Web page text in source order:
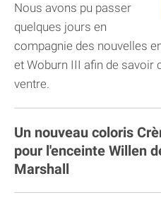
Nous avons pu passer
quelques jours en
compagnie des nouvelles
et Woburn III afin de savoir
ventre.
Un nouveau coloris
pour l'enceinte Willen
Marshall